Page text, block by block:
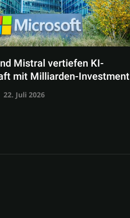
Mistral vertiefen KI-
mit Milliarden-Investment
22. Juli 2026